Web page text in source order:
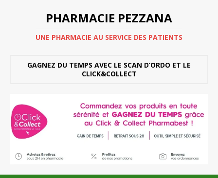
PHARMACIE PEZZANA
UNE PHARMACIE AU SERVICE DES PATIENTS
GAGNEZ DU TEMPS AVEC LE SCAN D’ORDO ET LE
CLICK&COLLECT